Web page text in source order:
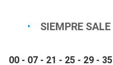
SIEMPRE SALE
00 - 07 - 21 - 25 - 29 - 35